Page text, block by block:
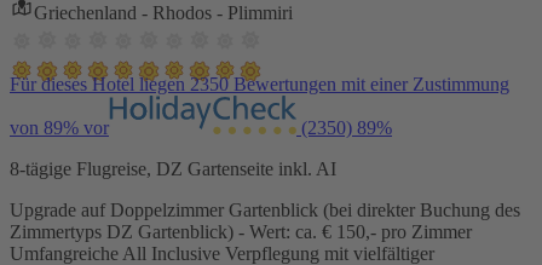
Griechenland - Rhodos - Plimmiri
Für dieses Hotel liegen 2350 Bewertungen mit einer Zustimmung
von 89% vor (2350) 89%
8-tägige Flugreise, DZ Gartenseite inkl. AI
Upgrade auf Doppelzimmer Gartenblick (bei direkter Buchung des
Zimmertyps DZ Gartenblick) - Wert: ca. € 150,- pro Zimmer
Umfangreiche All Inclusive Verpflegung mit vielfältiger